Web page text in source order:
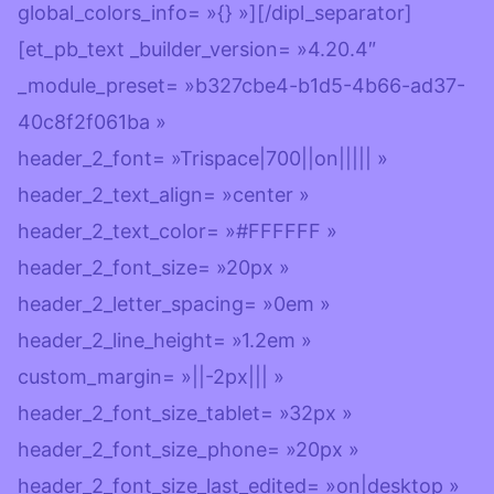
global_colors_info= »{} »][/dipl_separator]
[et_pb_text _builder_version= »4.20.4″
_module_preset= »b327cbe4-b1d5-4b66-ad37-
40c8f2f061ba »
header_2_font= »Trispace|700||on||||| »
header_2_text_align= »center »
header_2_text_color= »#FFFFFF »
header_2_font_size= »20px »
header_2_letter_spacing= »0em »
header_2_line_height= »1.2em »
custom_margin= »||-2px||| »
header_2_font_size_tablet= »32px »
header_2_font_size_phone= »20px »
header_2_font_size_last_edited= »on|desktop »